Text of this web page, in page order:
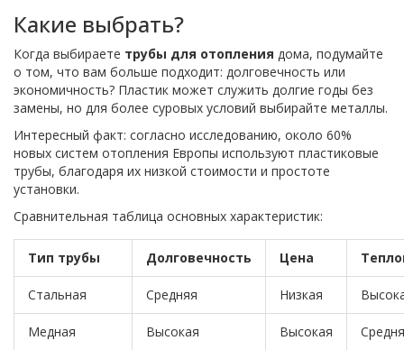
Какие выбрать?
Когда выбираете трубы для отопления дома, подумайте
о том, что вам больше подходит: долговечность или
экономичность? Пластик может служить долгие годы без
замены, но для более суровых условий выбирайте металлы.
Интересный факт: согласно исследованию, около 60%
новых систем отопления Европы используют пластиковые
трубы, благодаря их низкой стоимости и простоте
установки.
Сравнительная таблица основных характеристик:
Тип трубы Долговечность Цена
Стальная Средняя Низкая
Медная Высокая Высокая